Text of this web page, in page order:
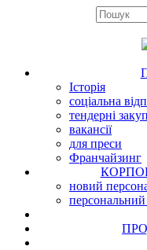
Історія
соціальна
тендерні
вакансії
для преси
Франчайзинг
новий
персональний